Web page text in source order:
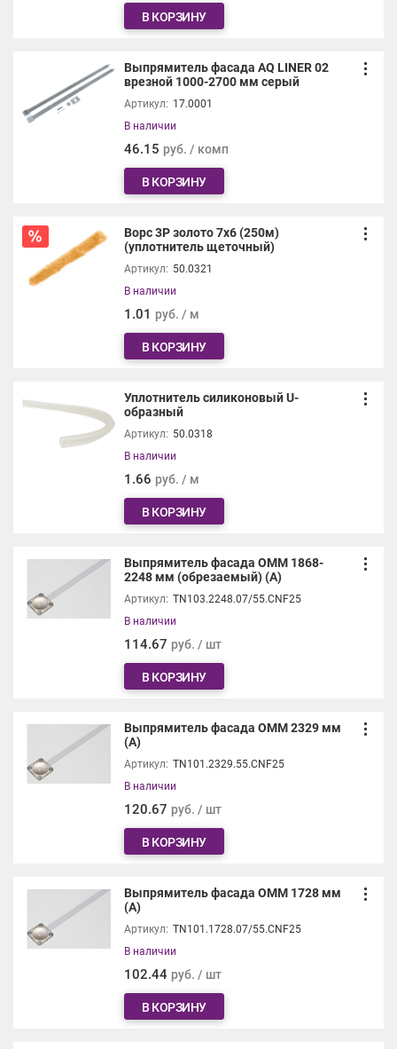
В КОРЗИНУ
Выпрямитель фасада AQ LINER 02
врезной 1000-2700 мм серый
Артикул: 17.0001
В наличии
46.15 руб. / комп
В КОРЗИНУ
Ворс 3Р золото 7х6 (250м)
(уплотнитель щеточный)
Артикул: 50.0321
В наличии
1.01 руб. / м
В КОРЗИНУ
Уплотнитель силиконовый U-
образный
Артикул: 50.0318
В наличии
1.66 руб. / м
В КОРЗИНУ
Выпрямитель фасада ОММ 1868-
2248 мм (обрезаемый) (А)
Артикул: TN103.2248.07/55.CNF25
В наличии
114.67 руб. / шт
В КОРЗИНУ
Выпрямитель фасада ОММ 2329 мм
(А)
Артикул: TN101.2329.55.CNF25
В наличии
120.67 руб. / шт
В КОРЗИНУ
Выпрямитель фасада ОММ 1728 мм
(А)
Артикул: TN101.1728.07/55.CNF25
В наличии
102.44 руб. / шт
В КОРЗИНУ